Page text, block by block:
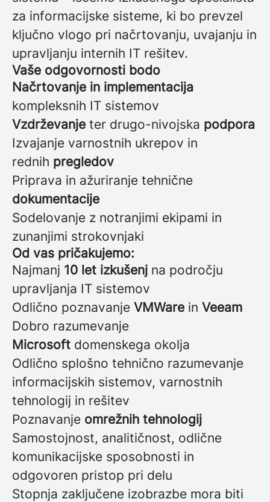
za informacijske sisteme, ki bo prevzel
ključno vlogo pri načrtovanju, uvajanju in
upravljanju internih IT rešitev.
Vaše odgovornosti bodo
Načrtovanje in implementacija
kompleksnih IT sistemov
Vzdrževanje ter drugo-nivojska podpora
Izvajanje varnostnih ukrepov in
rednih pregledov
Priprava in ažuriranje tehnične
dokumentacije
Sodelovanje z notranjimi ekipami in
zunanjimi strokovnjaki
Od vas pričakujemo:
Najmanj 10 let izkušenj na področju
upravljanja IT sistemov
Odlično poznavanje VMWare in Veeam
Dobro razumevanje
Microsoft domenskega okolja
Odlično splošno tehnično razumevanje
informacijskih sistemov, varnostnih
tehnologij in rešitev
Poznavanje omrežnih tehnologij
Samostojnost, analitičnost, odlične
komunikacijske sposobnosti in
odgovoren pristop pri delu
Stopnja zaključene izobrazbe mora biti